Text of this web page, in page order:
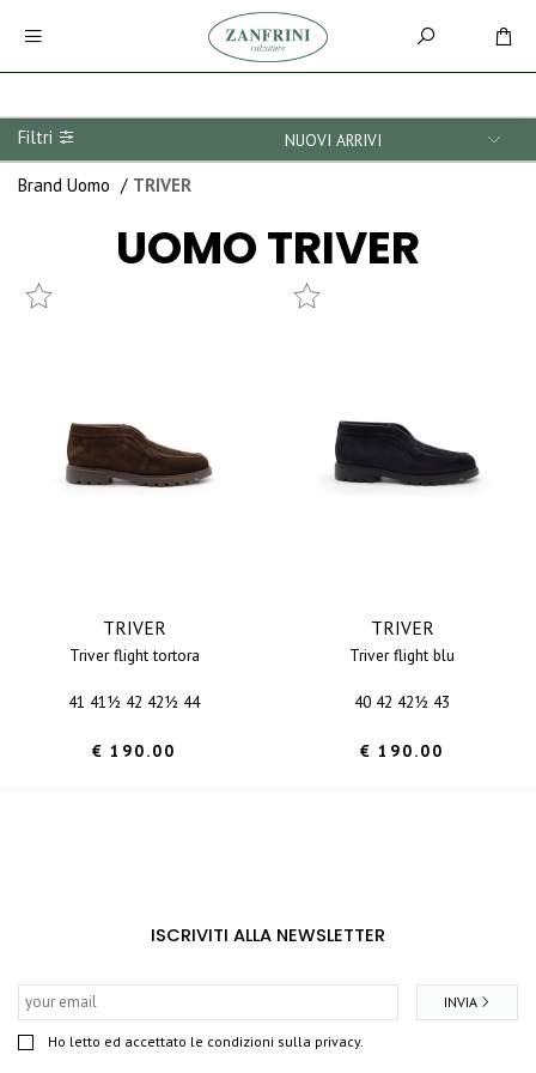
Filtri
Brand Uomo / TRIVER
UOMOTRIVER
TRIVER
triver flight tortora
41 41½ 42 42½ 44
€ 190.00
TRIVER
triver flight blu
40 42 42½ 43
€ 190.00
ISCRIVITI ALLA NEWSLETTER
Ho letto ed accettato le condizioni sulla privacy.
INVIA